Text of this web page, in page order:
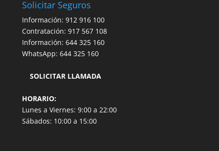
Solicitar Seguros
Información: 912 916 100
Contratación: 917 567 108
Información: 644 325 160
WhatsApp: 644 325 160
SOLICITAR LLAMADA
HORARIO:
Lunes a Viernes: 9:00 a 22:00
Sábados: 10:00 a 15:00